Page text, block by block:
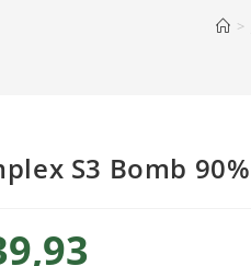
>
S3 Bomb